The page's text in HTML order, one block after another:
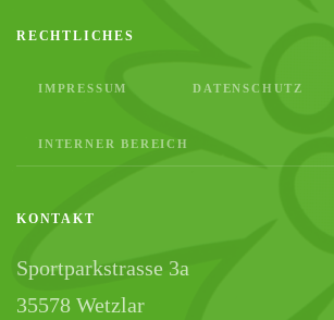
RECHTLICHES
IMPRESSUM DATENSCHUTZ
INTERNER BEREICH
KONTAKT
Sportparkstrasse 3a
35578 Wetzlar